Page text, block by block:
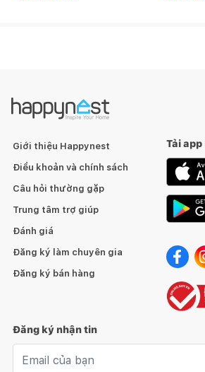
Giới thiệu Happynest
Điều khoản và chính sách
Câu hỏi thường gặp
Trung tâm trợ giúp
Đánh giá
Đăng ký làm chuyên gia
Đăng ký bán hàng
Tải
Đăng ký nhận tin